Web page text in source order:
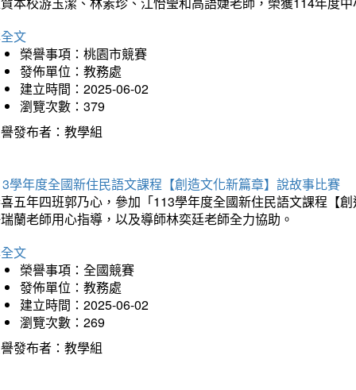
文
榮譽事項：桃園市競賽
發佈單位：教務處
建立時間：2025-06-02
瀏覽次數：379
發布者：教學組
學年度全國新住民語文課程【創造文化新篇章】說故事比賽
五年四班郭乃心，參加「113學年度全國新住民語文課程【
蘭老師用心指導，以及導師林奕廷老師全力協助。
文
榮譽事項：全國競賽
發佈單位：教務處
建立時間：2025-06-02
瀏覽次數：269
發布者：教學組